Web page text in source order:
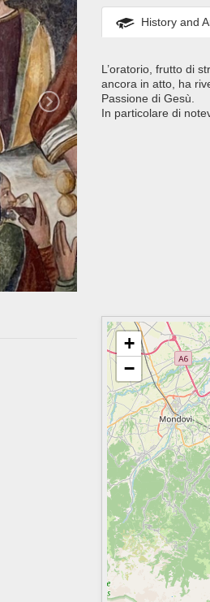
History and
L’oratorio, frutto di
ancora in atto, ha
Passione di Gesù.
In particolare di
+
−